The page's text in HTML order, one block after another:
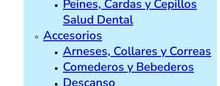
Peines, Cardas y Cepillos
Salud Dental
Accesorios
Arneses, Collares y Correas
Comederos y Bebederos
Descanso